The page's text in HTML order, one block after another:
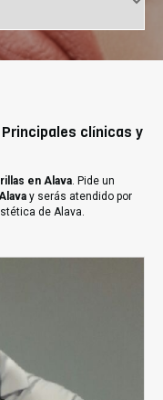
clínicas y
en Alava. Pide un
y serás atendido por
de Alava.